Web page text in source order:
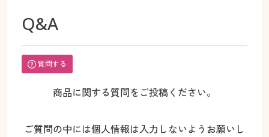
Q&A
質問する
商品に関する質問をご投稿ください。
ご質問の中には個人情報は入力しないようお願いし